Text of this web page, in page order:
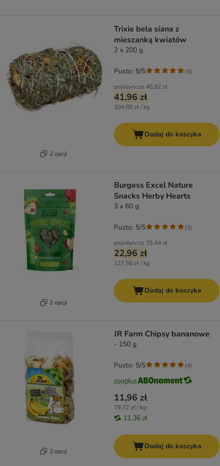
2 opcji
Trixie bela siana z
mieszanką kwiatów
2 x 200 g
pojedynczo 45,92 zł
41,96 zł
104,88 zł / kg
Pusto: 5/5 (5)
Dodaj do koszyka
2 opcji
Burgess Excel Nature
Snacks Herby Hearts
3 x 60 g
pojedynczo 25,44 zł
22,96 zł
127,56 zł / kg
Pusto: 5/5 (3)
Dodaj do koszyka
2 opcji
JR Farm Chipsy bananowe
- 150 g
11,96 zł
79,72 zł / kg
11,36 zł
Pusto: 5/5 (4)
Dodaj do koszyka